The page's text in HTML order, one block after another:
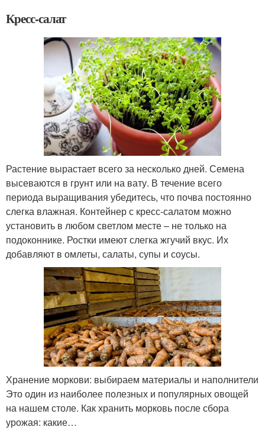
Кресс-салат
Растение вырастает всего за несколько дней. Семена
высеваются в грунт или на вату. В течение всего
периода выращивания убедитесь, что почва постоянно
слегка влажная. Контейнер с кресс-салатом можно
установить в любом светлом месте – не только на
подоконнике. Ростки имеют слегка жгучий вкус. Их
добавляют в омлеты, салаты, супы и соусы.
Хранение моркови: выбираем материалы и наполнители
Это один из наиболее полезных и популярных овощей
на нашем столе. Как хранить морковь после сбора
урожая: какие…